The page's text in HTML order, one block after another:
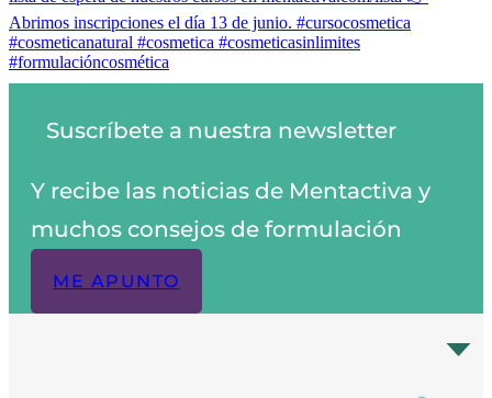
Suscríbete a nuestra newsletter
Y recibe las noticias de Mentactiva y
muchos consejos de formulación
ME APUNTO